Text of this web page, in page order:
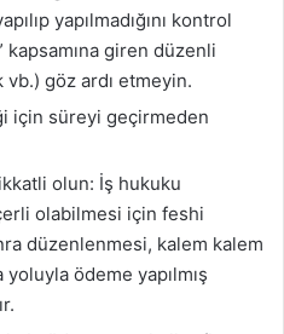
yapılmadığını kontrol
giren düzenli
göz ardı etmeyin.
için süreyi geçirmeden
olun: İş hukuku
olabilmesi için feshi
düzenlenmesi, kalem kalem
ödeme yapılmış